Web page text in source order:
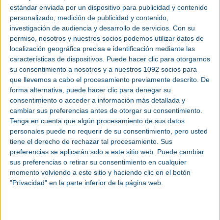
estándar enviada por un dispositivo para publicidad y contenido
personalizado, medición de publicidad y contenido,
investigación de audiencia y desarrollo de servicios. Con su
permiso, nosotros y nuestros socios podemos utilizar datos de
localización geográfica precisa e identificación mediante las
características de dispositivos. Puede hacer clic para otorgarnos
su consentimiento a nosotros y a nuestros 1092 socios para
que llevemos a cabo el procesamiento previamente descrito. De
forma alternativa, puede hacer clic para denegar su
consentimiento o acceder a información más detallada y
cambiar sus preferencias antes de otorgar su consentimiento.
Tenga en cuenta que algún procesamiento de sus datos
personales puede no requerir de su consentimiento, pero usted
tiene el derecho de rechazar tal procesamiento. Sus
preferencias se aplicarán solo a este sitio web. Puede cambiar
sus preferencias o retirar su consentimiento en cualquier
momento volviendo a este sitio y haciendo clic en el botón
"Privacidad" en la parte inferior de la página web.
asistentes podrán contactar con los expertos en
filtración
de Donaldson y
explorar soluciones compatibles con una amplia gama de aeronaves, desde
aviones comerciales y plataformas de ala rotatoria hasta flotas militares, todas
con el respaldo de un rendimiento comprobado y una amplia experiencia
técnica.
La exposición de Donaldson presentará una gama de productos, que incluye
filtros de barrera de entrada de motor, módulos de filtración de combustible e
hidráulica, y soluciones para el aire de la cabina. Todos están diseñados y
probados para garantizar su durabilidad, simplicidad y fiabilidad, con el fin de
prolongar la vida útil de los componentes, minimizar el mantenimiento y
satisfacer las necesidades cambiantes de las plataformas aeronáuticas de
última generación, cumpliendo con las normativas en constante evolución de
laindustria.
Soluciones completas de filtración para
aeronaves modernas
Gracias a más de un siglo de experiencia en filtración y a décadas de
colaboración continua con algunas de las empresas más importantes del
sector aeroespacial, Donaldson ha desarrollado un profundo conocimiento de
las complejas demandas operativas de la industria. “Como resultado, la
compañía es un líder de confianza en filtración de aeronaves, ofreciendo
soluciones para motores, entornos de cabina y sistemas internos críticos,
como combustible, aceite, hidráulica, neumática y electrónica. Los productos
Donaldson gozan de gran prestigio y, a menudo, son sinónimo de las